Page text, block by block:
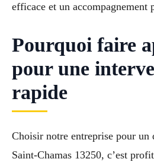
efficace et un accompagnement
Pourquoi faire
pour une
rapide
Choisir notre entreprise pour un
Saint-Chamas 13250, c’est